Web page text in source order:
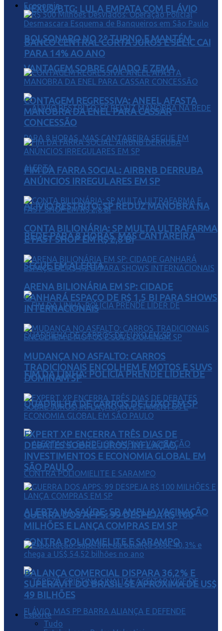
NEXUS/BTG: LULA EMPATA COM FLÁVIO
BOLSONARO NO 2º TURNO E MANTÉM
VANTAGEM SOBRE CAIADO E ZEMA
ALÍVIO RESTRITO: SP REDUZ MANOBRA NA
REDE PARA 8 HORAS, MAS CANTAREIRA
SEGUE EM ALERTA
FIM DA LINHA: POLÍCIA PRENDE LÍDER DE
QUADRILHA DE CARROS DE LUXO EM SP
ALERTA NA SAÚDE: SP AMPLIA VACINAÇÃO
CONTRA POLIOMIELITE E SARAMPO
Economia
BANCO CENTRAL CORTA JUROS E SELIC CAI
PARA 14% AO ANO
CONTAGEM REGRESSIVA: ANEEL AFASTA
MANOBRA DA ENEL PARA CASSAR
CONCESSÃO
FIM DA FARRA SOCIAL: AIRBNB DERRUBA
ANÚNCIOS IRREGULARES EM SP
CONTA BILIONÁRIA: SP MULTA ULTRAFARMA
E FAST SHOP EM R$ 2,8 BI
ARENA BILIONÁRIA EM SP: CIDADE
GANHARÁ ESPAÇO DE R$ 1,5 BI PARA SHOWS
INTERNACIONAIS
MUDANÇA NO ASFALTO: CARROS
TRADICIONAIS ENCOLHEM E MOTOS E SUVS
DOMINAM SP
EXPERT XP ENCERRA TRÊS DIAS DE
DEBATES SOBRE JUROS, INFLAÇÃO,
INVESTIMENTOS E ECONOMIA GLOBAL EM
SÃO PAULO
GUERRA DOS APPS: 99 DESPEJA R$ 100
MILHÕES E LANÇA COMPRAS EM SP
BALANÇA COMERCIAL DISPARA 36,2% E
SUPERÁVIT DO BRASIL SE APROXIMA DE US$
49 BILHÕES
Esporte
Tudo